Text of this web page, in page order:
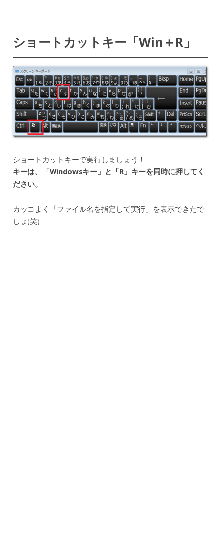
ショートカットキー「Win＋R」
ショートカットキーで実行しましょう！
キーは、「Windowsキー」と「R」キーを同時に押してく
ださい。
カッコよく「ファイル名を指定して実行」を表示できたで
しょ(笑)